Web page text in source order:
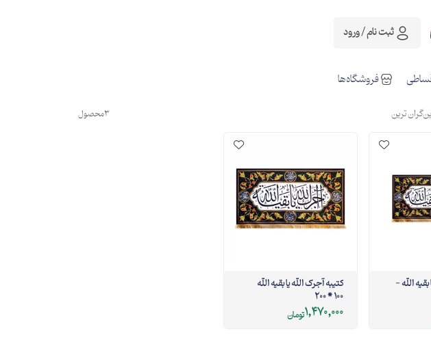
ثبت نام / ورود
فروشگاه‌ها
گران ترین 3محصول
الله -
کتیبه آجرک الله یا بقیه الله
100 * 200
1,470,000تومان